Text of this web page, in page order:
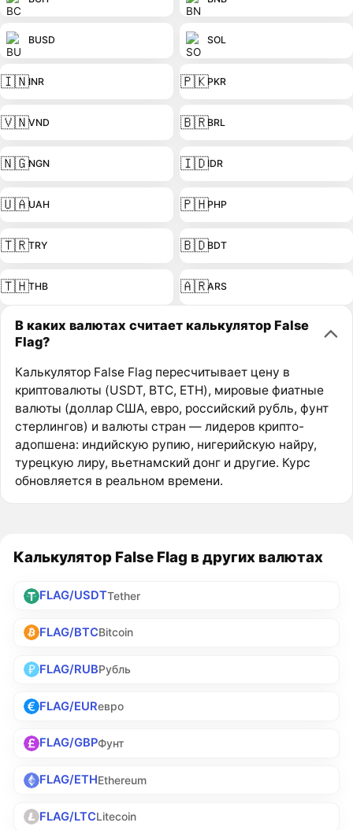
BUSD SOL
🇮🇳INR 🇵🇰PKR
🇻🇳VND 🇧🇷BRL
🇳🇬NGN 🇮🇩IDR
🇺🇦UAH 🇵🇭PHP
🇹🇷TRY 🇧🇩BDT
🇹🇭THB 🇦🇷ARS
В каких валютах считает калькулятор False
Flag?
Калькулятор False Flag пересчитывает цену в
криптовалюты (USDT, BTC, ETH), мировые фиатные
валюты (доллар США, евро, российский рубль, фунт
стерлингов) и валюты стран — лидеров крипто-
адопшена: индийскую рупию, нигерийскую найру,
турецкую лиру, вьетнамский донг и другие. Курс
обновляется в реальном времени.
Калькулятор False Flag в других валютах
FLAG/USDTTether
FLAG/BTCBitcoin
FLAG/RUBРубль
FLAG/EURевро
FLAG/GBPФунт
FLAG/ETHEthereum
FLAG/LTCLitecoin